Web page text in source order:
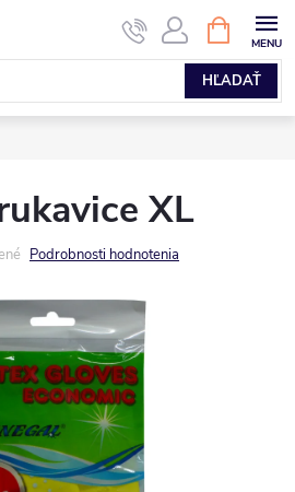
HĽADAŤ
KOŠÍK
XL
Podrobnosti hodnotenia